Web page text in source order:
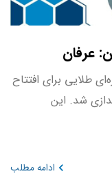
عرفان
شمسی که دوره‌ای طلایی برای افتتاح
شد. این
ادامه مطلب